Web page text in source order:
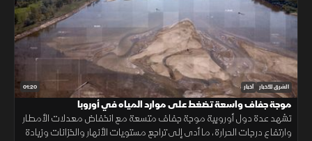
01:20 الشرق للأخبار أخبار
موجة جفاف واسعة تضغط على موارد المياه في أوروبا
تشهد عدة دول أوروبية موجة جفاف متسعة مع انخفاض معدلات الأمطار
وارتفاع درجات الحرارة، ما أدى إلى تراجع مستويات الأنهار والخزانات وزيادة